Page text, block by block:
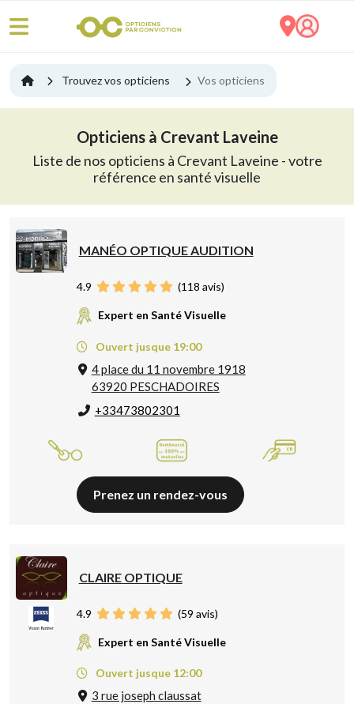
Trouvez vos opticiens Vos opticiens
Opticiens à Crevant Laveine
Liste de nos opticiens à Crevant Laveine - votre
référence en santé visuelle
MANÉO OPTIQUE AUDITION
4.9 (118 avis)
Expert en Santé Visuelle
Ouvert jusque 19:00
4 place du 11 novembre 1918
63920 PESCHADOIRES
+33473802301
Prenez un rendez-vous
CLAIRE OPTIQUE
4.9 (59 avis)
Expert en Santé Visuelle
Ouvert jusque 12:00
3 rue joseph claussat